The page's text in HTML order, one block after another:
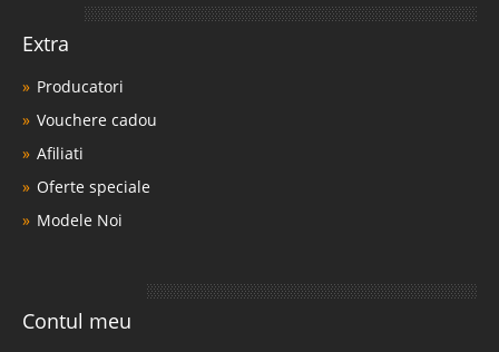
Extra
Producatori
Vouchere cadou
Afiliati
Oferte speciale
Modele Noi
Contul meu